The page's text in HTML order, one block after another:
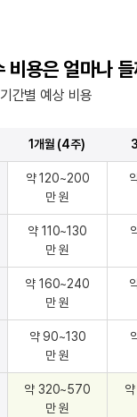
비용은 얼마나
간별 예상 비용
1개월 (4주)
약 120~200
만 원
약 110~130
만 원
약 160~240
만 원
약 90~130
만 원
약 320~570
만 원